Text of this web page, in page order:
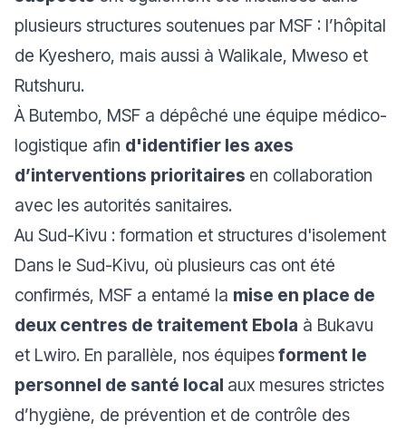
plusieurs structures soutenues par MSF : l’hôpital
de Kyeshero, mais aussi à Walikale, Mweso et
Rutshuru.
À Butembo, MSF a dépêché une équipe médico-
logistique afin d'identifier les axes
d’interventions prioritaires en collaboration
avec les autorités sanitaires.
Au Sud-Kivu : formation et structures d'isolement
Dans le Sud-Kivu, où plusieurs cas ont été
confirmés, MSF a entamé la mise en place de
deux centres de traitement Ebola à Bukavu
et Lwiro. En parallèle, nos équipesforment le
personnel de santé local aux mesures strictes
d’hygiène, de prévention et de contrôle des